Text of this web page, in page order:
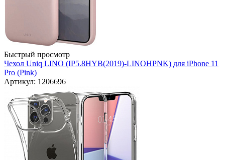
Быстрый просмотр
Чехол Uniq LINO (IP5.8HYB(2019)-LINOHPNK) для iPhone 11
Pro (Pink)
Артикул: 1206696